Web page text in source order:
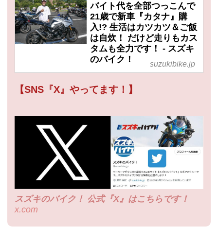
バイト代を全部つっこんで
21歳で新車『カタナ』購
入!? 生活はカツカツ＆ご飯
は自炊！ だけど走りもカス
タムも全力です！ - スズキ
のバイク！
suzukibike.jp
【SNS『X』やってます！】
スズキのバイク！ 公式『X』はこちらです！
x.com